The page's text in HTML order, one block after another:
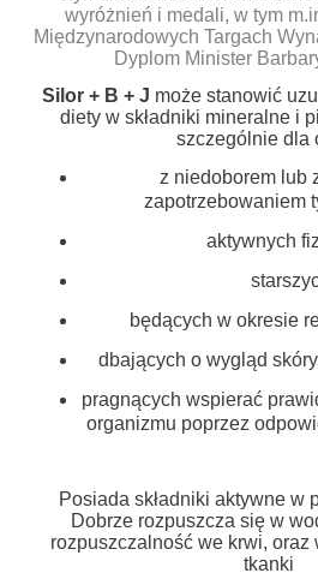
wyróżnień i medali, w tym
Międzynarodowych Targach
Dyplom Minister
Silor + B + J może stanowić
diety w składniki mineralne i
szczególnie dla
z niedoborem lub
zapotrzebowaniem
aktywnych
będących w okresie
dbających o wygląd
pragnących wspierać
organizmu poprzez
Posiada składniki aktywne w
Dobrze rozpuszcza się w
rozpuszczalność we krwi, oraz
tkanki